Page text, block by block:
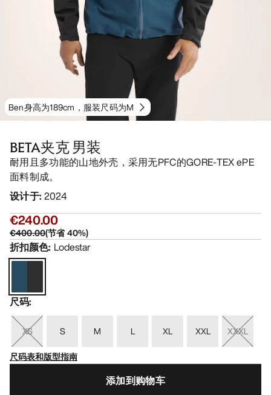
Ben身高为189cm，服装尺码为M
BETA夹克 男装
耐用且多功能的山地外壳，采用无PFC的GORE-TEX ePE
面料制成。
设计于: 2024
€240.00
€400.00(节省40%)
折扣颜色: Lodestar
尺码:
XS S M L XL XXL
XXXL
尺码表和版型指南
添加到购物车